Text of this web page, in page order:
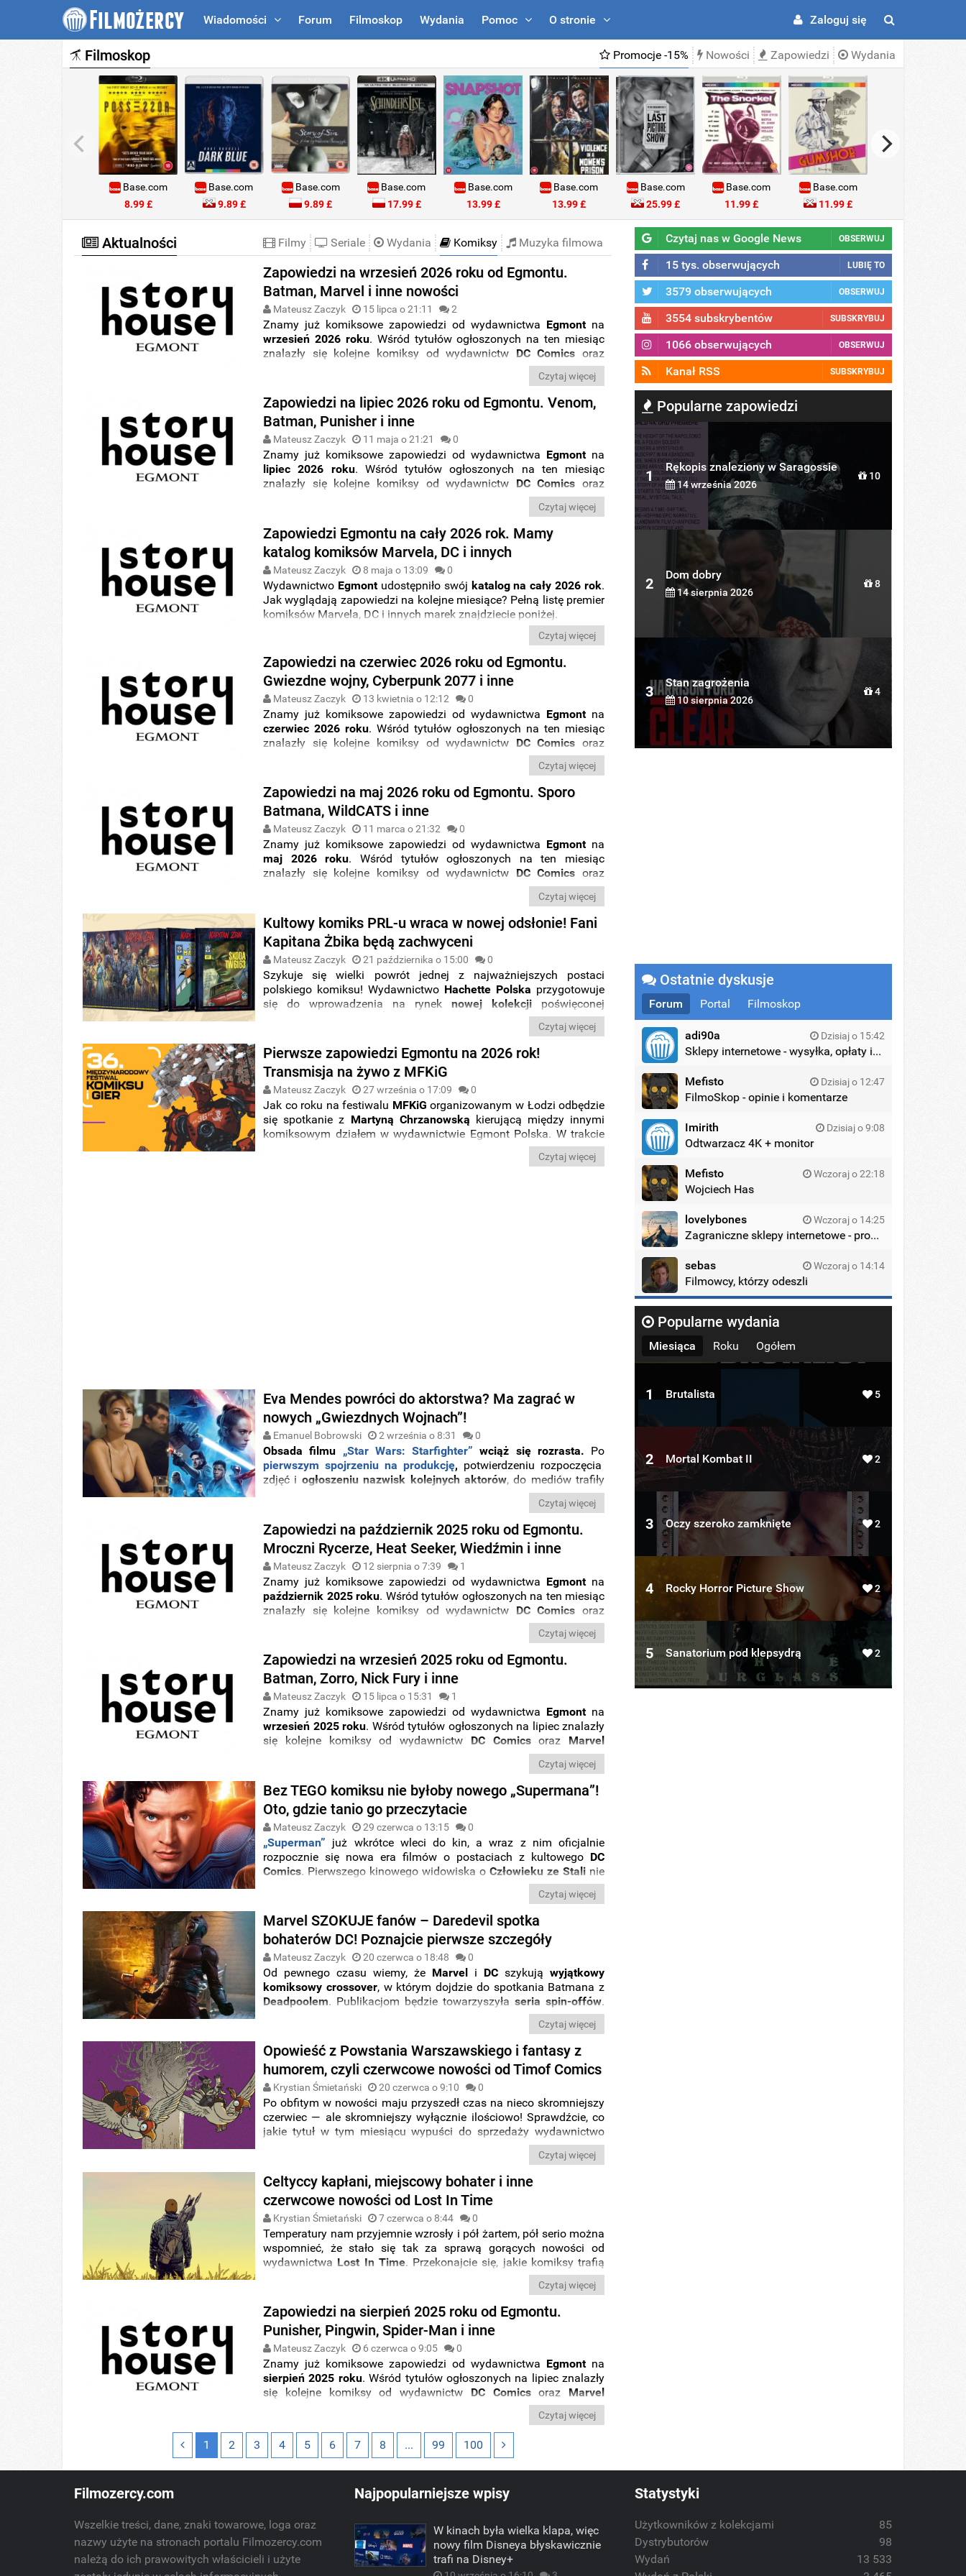
Wiadomości Forum Filmoskop Wydania Pomoc O stronie Zaloguj się
Filmoskop Promocje -15% Nowości Zapowiedzi Wydania
Base.com
8.99 £
Base.com
9.89 £
Base.com
9.89 £
Base.com
17.99 £
Base.com
13.99 £
Base.com
13.99 £
Base.com
25.99 £
Base.com
11.99 £
Base.com
11.99 £
Aktualności Filmy Seriale Wydania Komiksy Muzyka filmowa
Zapowiedzi na wrzesień 2026 roku od Egmontu.
Batman, Marvel i inne nowości
Mateusz Zaczyk 15 lipca o 21:11 2
Znamy już komiksowe zapowiedzi od wydawnictwa Egmontna
wrzesień 2026 roku. Wśród tytułów ogłoszonych na ten miesiąc
znalazły się kolejne komiksy od wydawnictw DC Comics oraz
. Nie zabrakło przy tym także serii skierowanych do
młodszych czytelników. Rozpiskę premier znajdziecie poniżej.
Czytaj więcej
Zapowiedzi na lipiec 2026 roku od Egmontu. Venom,
Batman, Punisher i inne
Mateusz Zaczyk 11 maja o 21:21 0
Znamy już komiksowe zapowiedzi od wydawnictwa Egmontna
lipiec 2026 roku. Wśród tytułów ogłoszonych na ten miesiąc
znalazły się kolejne komiksy od wydawnictw DC Comics oraz
. Nie zabrakło przy tym także serii skierowanych do
młodszych czytelników. Rozpiskę premier znajdziecie poniżej.
Czytaj więcej
Zapowiedzi Egmontu na cały 2026 rok. Mamy
katalog komiksów Marvela, DC i innych
Mateusz Zaczyk 8 maja o 13:09 0
Wydawnictwo Egmontudostępniło swój katalog na cały 2026 rok.
Jak wyglądają zapowiedzi na kolejne miesiące? Pełną listę premier
komiksów Marvela, DC i innych marek znajdziecie poniżej.
Czytaj więcej
Zapowiedzi na czerwiec 2026 roku od Egmontu.
Gwiezdne wojny, Cyberpunk 2077 i inne
Mateusz Zaczyk 13 kwietnia o 12:12 0
Znamy już komiksowe zapowiedzi od wydawnictwa Egmontna
czerwiec 2026 roku. Wśród tytułów ogłoszonych na ten miesiąc
znalazły się kolejne komiksy od wydawnictw DC Comics oraz
. Nie zabrakło przy tym także serii skierowanych do
młodszych czytelników. Rozpiskę premier znajdziecie poniżej.
Czytaj więcej
Zapowiedzi na maj 2026 roku od Egmontu. Sporo
Batmana, WildCATS i inne
Mateusz Zaczyk 11 marca o 21:32 0
Znamy już komiksowe zapowiedzi od wydawnictwa Egmontna
maj 2026 roku. Wśród tytułów ogłoszonych na ten miesiąc
znalazły się kolejne komiksy od wydawnictw DC Comics oraz
. Nie zabrakło przy tym także serii skierowanych do
młodszych czytelników. Rozpiskę premier znajdziecie poniżej.
Czytaj więcej
Kultowy komiks PRL-u wraca w nowej odsłonie! Fani
Kapitana Żbika będą zachwyceni
Mateusz Zaczyk 21 października o 15:00 0
Szykuje się wielki powrót jednej z najważniejszych postaci
polskiego komiksu! Wydawnictwo Hachette Polska przygotowuje
się do wprowadzenia na rynek nowej kolekcji poświęconej
”. W wybranych regionach kraju pojawił
, a od wyników jego sprzedaży
zależy, czy cała kolekcja trafi do kiosków w całej Polsce.
Czytaj więcej
Pierwsze zapowiedzi Egmontu na 2026 rok!
Transmisja na żywo z MFKiG
Mateusz Zaczyk 27 września o 17:09 0
Jak co roku na festiwalu MFKiG organizowanym w Łodzi odbędzie
się spotkanie z Martyną Chrzanowską kierującą między innymi
komiksowym działem w wydawnictwie Egmont Polska. W trakcie
zapowiedzi komiksowe na
ze spotkania oraz
Czytaj więcej
Eva Mendes powróci do aktorstwa? Ma zagrać w
nowych „Gwiezdnych Wojnach”!
Emanuel Bobrowski 2 września o 8:31 0
Obsada filmu „Star Wars: Starfighter” wciąż się rozrasta. Po
pierwszym spojrzeniu na produkcję, potwierdzeniu rozpoczęcia
zdjęć i ogłoszeniu nazwisk kolejnych aktorów, do mediów trafiły
kolejnej gwiazdy, która ma dołączyć
Czytaj więcej
Zapowiedzi na październik 2025 roku od Egmontu.
Mroczni Rycerze, Heat Seeker, Wiedźmin i inne
Mateusz Zaczyk 12 sierpnia o 7:39 1
Znamy już komiksowe zapowiedzi od wydawnictwa Egmontna
październik 2025 roku. Wśród tytułów ogłoszonych na ten miesiąc
znalazły się kolejne komiksy od wydawnictw DC Comics oraz
. Nie zabrakło przy tym także serii skierowanych do
młodszych czytelników. Rozpiskę premier znajdziecie poniżej.
Czytaj więcej
Zapowiedzi na wrzesień 2025 roku od Egmontu.
Batman, Zorro, Nick Fury i inne
Mateusz Zaczyk 15 lipca o 15:31 1
Znamy już komiksowe zapowiedzi od wydawnictwa Egmontna
wrzesień 2025 roku. Wśród tytułów ogłoszonych na lipiec znalazły
się kolejne komiksy od wydawnictw DC Comicsoraz Marvel
. Nie zabrakło przy tym także serii skierowanych do
młodszych czytelników. Rozpiskę premier znajdziecie poniżej.
Czytaj więcej
Bez TEGO komiksu nie byłoby nowego „Supermana”!
Oto, gdzie tanio go przeczytacie
Mateusz Zaczyk 29 czerwca o 13:15 0
„Superman” już wkrótce wleci do kin, a wraz z nim oficjalnie
rozpocznie się nowa era filmów o postaciach z kultowego DC
Comics. Pierwszego kinowego widowiska oCzłowieku ze Stali nie
. David Corenswet zdradził, że
wersja Supermana, którą przedstawiono w klasyku wydawnictwa
była wzorem dla jego bohatera. Gdzie go przeczytać?
Czytaj więcej
Marvel SZOKUJE fanów – Daredevil spotka
bohaterów DC! Poznajcie pierwsze szczegóły
Mateusz Zaczyk 20 czerwca o 18:48 0
Od pewnego czasu wiemy, że Marvel i DC szykują wyjątkowy
komiksowy crossover, w którym dojdzie do spotkania Batmana z
Deadpoolem. Publikacjom będzie towarzyszyłaseria spin-offów.
Daredevila!
Czytaj więcej
Opowieść z Powstania Warszawskiego i fantasy z
humorem, czyli czerwcowe nowości od Timof Comics
Krystian Śmietański 20 czerwca o 9:10 0
Po obfitym w nowości maju przyszedł czas na nieco skromniejszy
czerwiec — ale skromniejszy wyłącznie ilościowo! Sprawdźcie, co
jakie tytuł w tym miesiącu wypuści do sprzedaży wydawnictwo
Czytaj więcej
Celtyccy kapłani, miejscowy bohater i inne
czerwcowe nowości od Lost In Time
Krystian Śmietański 7 czerwca o 8:44 0
Temperatury nam przyjemnie wzrosły i pół żartem, pół serio można
wspomnieć, że stało się tak za sprawą gorących nowości od
wydawnictwa Lost In Time. Przekonajcie się, jakie komiksy trafią
Czytaj więcej
Zapowiedzi na sierpień 2025 roku od Egmontu.
Punisher, Pingwin, Spider-Man i inne
Mateusz Zaczyk 6 czerwca o 9:05 0
Znamy już komiksowe zapowiedzi od wydawnictwa Egmontna
sierpień 2025 roku. Wśród tytułów ogłoszonych na lipiec znalazły
się kolejne komiksy od wydawnictw DC Comicsoraz Marvel
. Nie zabrakło przy tym także serii skierowanych do
młodszych czytelników. Rozpiskę premier znajdziecie poniżej.
Czytaj więcej
1 2 3 4 5 6 7 8 ... 99 100
Czytaj nas w Google News OBSERWUJ
15 tys. obserwujących LUBIĘ TO
3579 obserwujących OBSERWUJ
3554 subskrybentów SUBSKRYBUJ
1066 obserwujących OBSERWUJ
Kanał RSS SUBSKRYBUJ
Popularne zapowiedzi
1
Rękopis znaleziony w Saragossie
14 września 2026
10
2
Dom dobry
14 sierpnia 2026
8
3
Stan zagrożenia
10 sierpnia 2026
4
Ostatnie dyskusje
Forum Portal Filmoskop
adi90a Dzisiaj o 15:42
Sklepy internetowe - wysyłka, opłaty itd.
Mefisto Dzisiaj o 12:47
FilmoSkop - opinie i komentarze
Imirith Dzisiaj o 9:08
Odtwarzacz 4K + monitor
Mefisto Wczoraj o 22:18
Wojciech Has
lovelybones Wczoraj o 14:25
Zagraniczne sklepy internetowe - promocje
sebas Wczoraj o 14:14
Filmowcy, którzy odeszli
Popularne wydania
Miesiąca Roku Ogółem
1 Brutalista 5
2 Mortal Kombat II 2
3 Oczy szeroko zamknięte 2
4 Rocky Horror Picture Show 2
5 Sanatorium pod klepsydrą 2
Filmozercy.com
Wszelkie treści, dane, znaki towarowe, loga oraz
nazwy użyte na stronach portalu Filmozercy.com
należą do ich prawowitych właścicieli i użyte
Najpopularniejsze wpisy
W kinach była wielka klapa, więc
nowy film Disneya błyskawicznie
trafi na Disney+
Statystyki
Użytkowników z kolekcjami
85
Dystrybutorów
98
Wydań
13 533